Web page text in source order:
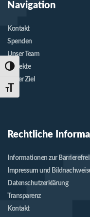
Umschalten auf hohe
Schrift vergrößern
Navigation
Kontakt
Spenden
Unser Team
Projekte
Unser Ziel
Rechtliche
Informationen zur
Impressum und
Datenschutzerklärung
Transparenz
Kontakt